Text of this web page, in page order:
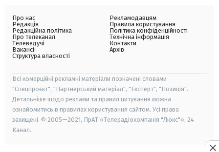
Про нас
Редакція
Редакційна політика
Про телеканал
Телеведучі
Вакансії
Структура власності
Рекламодавцям
Правила користування
Політика конфіденційності
Технічна інформація
Контакти
Архів
Всі комерційні рекламні матеріали позначені словами
"Спецпроєкт", "Партнерський матеріал", "Експерт", "Позиція".
Детальніше щодо реклами та правил цитування можна
ознайомитись в правилах користування сайтом. Усі права
захищені. © 2005—2021, ПрАТ «Телерадіокомпанія "Люкс"», 24
Канал.